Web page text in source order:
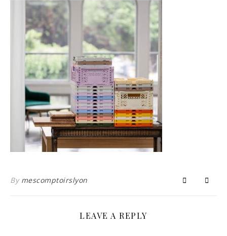
By mescomptoirslyon
LEAVE A REPLY